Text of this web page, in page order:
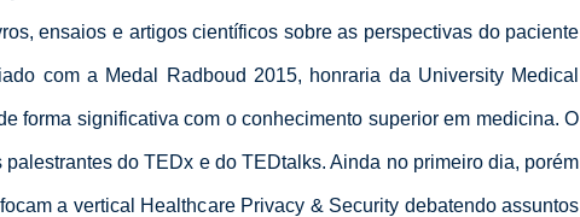
ensaios e artigos científicos sobre as perspectivas do paciente
com a Medal Radboud 2015, honraria da University Medical
forma significativa com o conhecimento superior em medicina. O
do TEDx e do TEDtalks. Ainda no primeiro dia, porém
a vertical Healthcare Privacy & Security debatendo assuntos